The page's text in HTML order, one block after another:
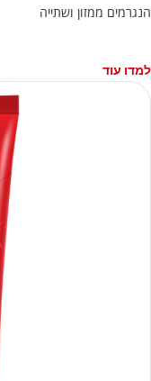
הנגרמים ממזון ושתייה
למדו עוד